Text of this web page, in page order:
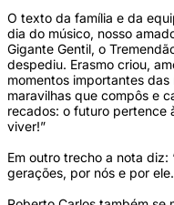
O texto da família e da
dia do músico, nosso
Gigante Gentil, o
despediu. Erasmo criou,
momentos importantes
maravilhas que compôs e
recados: o futuro pertence
viver!”
Em outro trecho a nota
gerações, por nós e por ele.